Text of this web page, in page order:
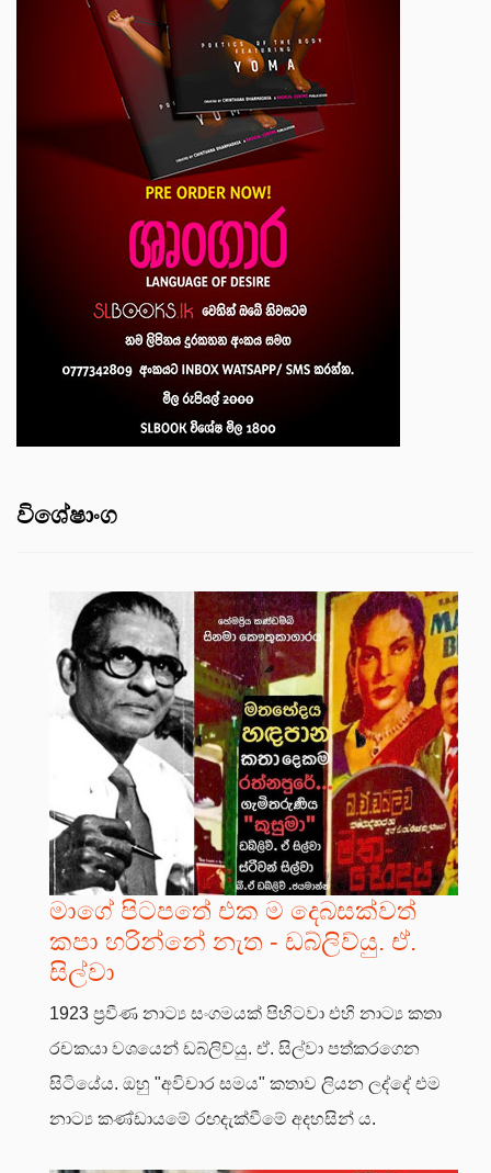
විශේෂාංග
මාගේ පිටපතේ එක ම දෙබසක්වත්
කපා හරින්නේ නැත - ඩබ්ලිව්යු. ඒ.
සිල්වා
1923 ප්‍රවීණ නාට්‍ය සංගමයක් පිහිටවා එහි නාට්‍ය කතා
රචකයා වශයෙන් ඩබ්ලිව්යු. ඒ. සිල්වා පත්කරගෙන
සිටියේය. ඔහු "අවිචාර සමය" කතාව ලියන ලද්දේ එම
නාට්‍ය කණ්ඩායමේ රඟදැක්වීමේ අදහසින් ය.